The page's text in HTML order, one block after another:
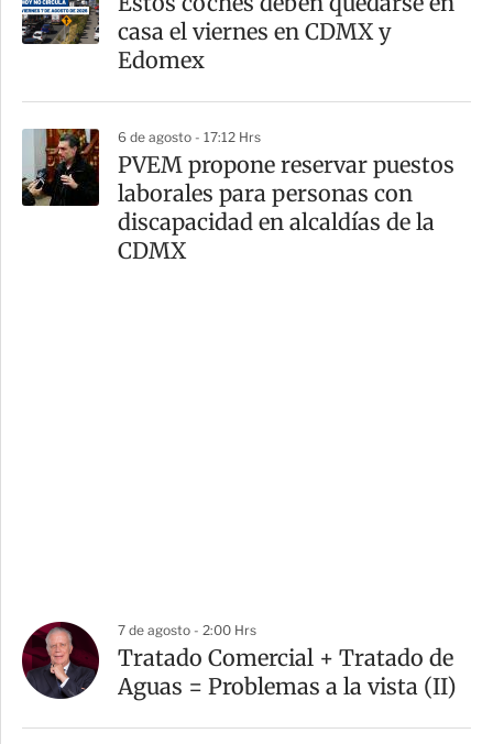
casa el viernes en CDMX y
Edomex
6 de agosto - 17:12 Hrs
PVEM propone reservar puestos
laborales para personas con
discapacidad en alcaldías de la
CDMX
7 de agosto - 2:00 Hrs
Tratado Comercial + Tratado de
Aguas = Problemas a la vista (II)